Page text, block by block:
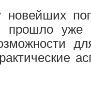
прошло уже